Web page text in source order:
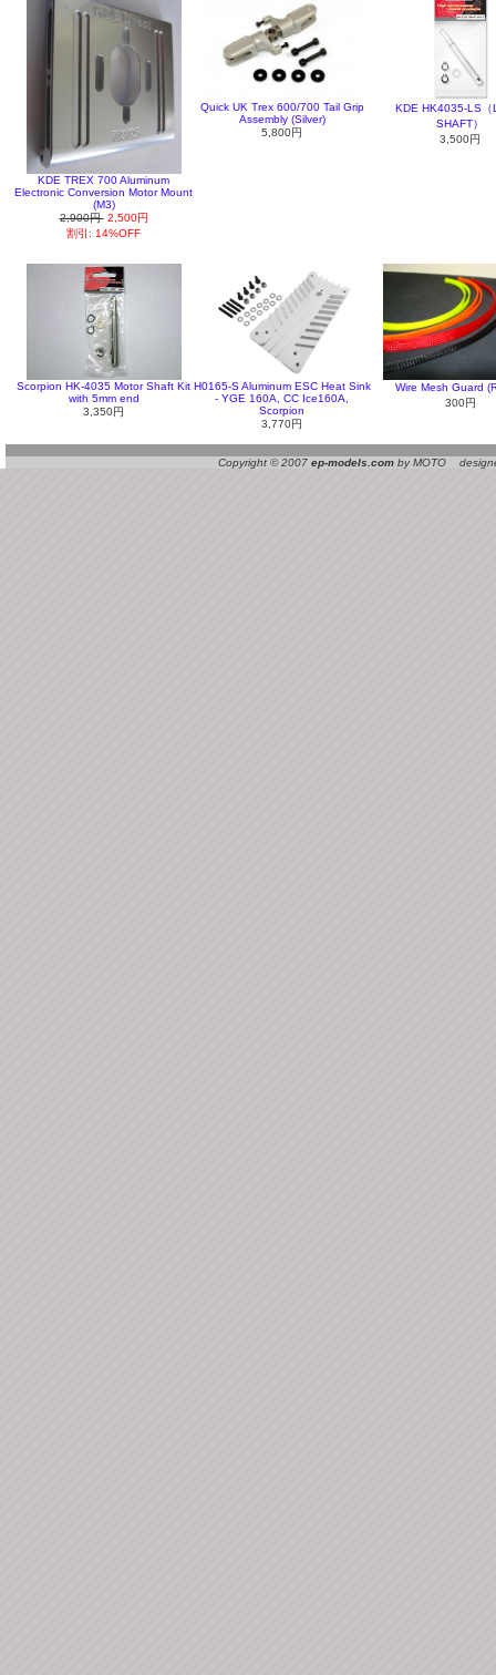
KDE TREX 700 Aluminum
Electronic Conversion Motor Mount
(M3)
2,900円 2,500円
割引: 14%OFF
Quick UK Trex 600/700 Tail Grip
Assembly (Silver)
5,800円
KDE HK4035-LS（
SHAFT）
3,500円
Scorpion HK-4035 Motor Shaft Kit
with 5mm end
3,350円
H0165-S Aluminum ESC Heat Sink
- YGE 160A, CC Ice160A,
Scorpion
3,770円
Wire Mesh Guard
300円
Copyright © 2007 ep-models.com by MOTO